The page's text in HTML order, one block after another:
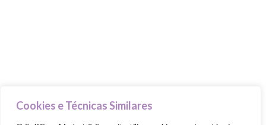
Cookies e Técnicas Similares